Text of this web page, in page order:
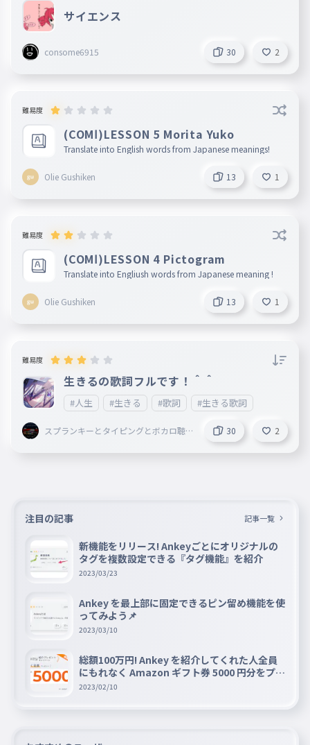
サイエンス
consome6915 30 2
難易度
(COMⅠ)LESSON 5 Morita Yuko
Translate into English words from Japanese meanings!
Olie Gushiken 13 1
難易度
(COMⅠ)LESSON 4 Pictogram
Translate into Engliush words from Japanese meaning !
Olie Gushiken 13 1
難易度
生きるの歌詞フルです！＾＾
#人生 #生きる #歌詞 #生きる歌詞
スプランキーとタイピングとボカロ聴
30 2
注目の記事 記事一覧
新機能をリリース! Ankeyごとにオリジナルの
タグを複数設定できる『タグ機能』を紹介
2023/03/23
Ankey を最上部に固定できるピン留め機能を使
ってみよう📌
2023/03/10
総額100万円! Ankey を紹介してくれた人全員
にもれなく Amazon ギフト券 5000 円分をプレ
ゼントキャンペーン!!
2023/02/10